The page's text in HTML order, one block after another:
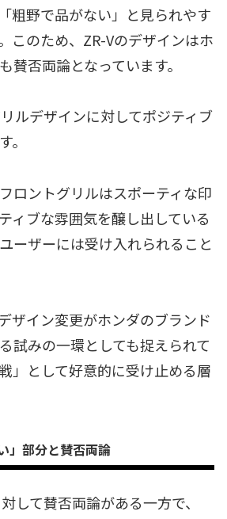
粗野で品がない」と見られやす
このため、ZR-Vのデザインはホ
賛否両論となっています。
ルデザインに対してポジティブ
。
ロントグリルはスポーティな印
ィブな雰囲気を醸し出している
ーザーには受け入れられること
ザイン変更がホンダのブランド
試みの一環としても捉えられて
」として好意的に受け止める層
」部分と賛否両論
して賛否両論がある一方で、